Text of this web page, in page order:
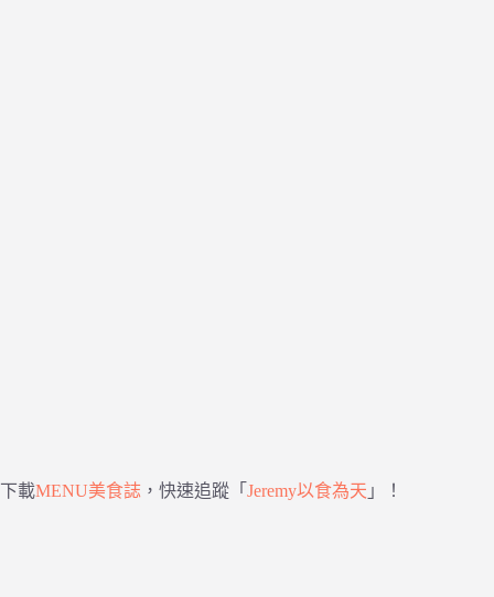
下載MENU美食誌 ，快速追蹤「 Jeremy以食為天 」！